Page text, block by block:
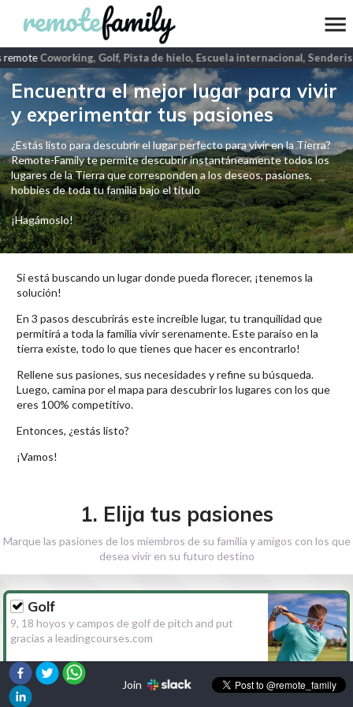
Coworking, Golf, Pista de hielo, Escuela internacional,
Encuentra el mejor lugar para vivir
y experimentar tus pasiones
¿Estás listo para descubrir el lugar perfecto para vivir en la Tierra?
Remote-Family te permite descubrir instantáneamente todos los
lugares de la Tierra que corresponden a los deseos, pasiones,
hobbies de toda tu familia bajo el título
¡Hagámoslo!
Si está buscando un lugar donde pueda florecer, ¡tenemos la
solución!
En 3 pasos descubrirás este increíble lugar, tu tranquilidad que
permitirá a toda la familia vivir serenamente. Este paraíso en la
tierra existe, todo lo que tienes que hacer es encontrarlo!
Rellene sus pasiones, sus necesidades y refine su búsqueda.
Luego, camina por el mapa para descubrir los lugares con los que
eres 100% competitivo.
Entonces, ¿estás listo?
¡Vamos!
1. Elija tus pasiones
Marque las pasiones de los miembros de su familia y amigos con los que
desea vivir en su futuro destino
Golf
9, 18 hoyos y campos de golf de pitch and put
gracias a leadingcourses.com
Senderismo
Join